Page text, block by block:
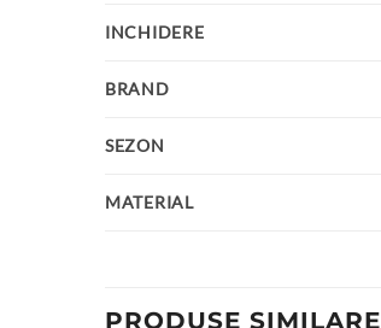
INCHIDERE
BRAND
SEZON
MATERIAL
PRODUSE SIMILARE